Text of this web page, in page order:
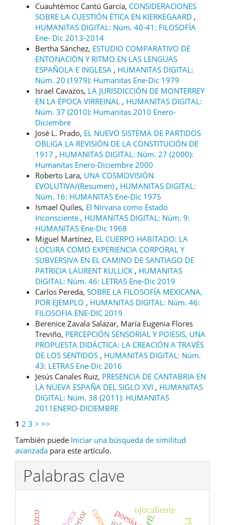
Cuauhtémoc Cantú García, CONSIDERACIONES
SOBRE LA CUESTIÓN ÉTICA EN KIERKEGAARD ,
HUMANITAS DIGITAL: Núm. 40-41: FILOSOFÍA
Ene- Dic 2013-2014
Bertha Sánchez, ESTUDIO COMPARATIVO DE
ENTONACIÓN Y RITMO EN LAS LENGUAS
ESPAÑOLA E INGLESA , HUMANITAS DIGITAL:
Núm. 20 (1979): Humanitas Ene-Dic 1979
Israel Cavazos, LA JURISDICCIÓN DE MONTERREY
EN LA ÉPOCA VIRREINAL , HUMANITAS DIGITAL:
Núm. 37 (2010): Humanitas 2010 Enero-
Diciembre
José L. Prado, EL NUEVO SISTEMA DE PARTIDOS
OBLIGA LA REVISIÓN DE LA CONSTITUCIÓN DE
1917 , HUMANITAS DIGITAL: Núm. 27 (2000):
Humanitas Enero-Diciembre 2000
Roberto Lara, UNA COSMOVISIÓN
EVOLUTIVA/(Resumen) , HUMANITAS DIGITAL:
Núm. 16: HUMANITAS Ene-Dic 1975
Ismael Quiles, El Nirvana como Estado
Inconsciente , HUMANITAS DIGITAL: Núm. 9:
HUMANITAS Ene-Dic 1968
Miguel Martínez, EL CUERPO HABITADO: LA
LOCURA COMO EXPERIENCIA CORPORAL Y
SUBVERSIVA EN EL CAMINO DE SANTIAGO DE
PATRICIA LAURENT KULLICK , HUMANITAS
DIGITAL: Núm. 46: LETRAS Ene-Dic 2019
Carlos Pereda, SOBRE LA FILOSOFÍA MEXICANA,
POR EJEMPLO , HUMANITAS DIGITAL: Núm. 46:
FILOSOFIA ENE-DIC 2019
Berenice Zavala Salazar, María Eugenia Flores
Treviño, PERCEPCIÓN SENSORIAL Y POIESIS, UNA
PROPUESTA DIDÁCTICA: LA CREACIÓN A TRAVÉS
DE LOS SENTIDOS , HUMANITAS DIGITAL: Núm.
43: LETRAS Ene-Dic 2016
Jesús Canales Ruiz, PRESENCIA DE CANTABRIA EN
LA NUEVA ESPAÑA DEL SIGLO XVI , HUMANITAS
DIGITAL: Núm. 38 (2011): HUMANITAS
2011ENERO-DICIEMBRE
1 2 3 > >>
También puede Iniciar una búsqueda de similitud
avanzada para este artículo.
Palabras clave
efl.
ojocaliente